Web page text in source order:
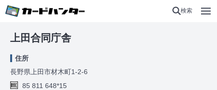
検索
上田合同庁舎
住所
長野県上田市材木町1-2-6
85 811 648*15